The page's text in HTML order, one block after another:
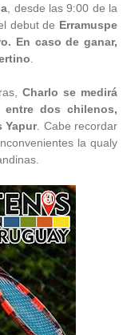
, desde las 9:00 de la
debut de Erramuspe
En caso de ganar,
Charlo se medirá
dos chilenos,
Yapur. Cabe recordar
la qualy